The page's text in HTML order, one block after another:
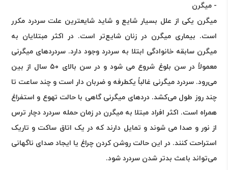
- میگرن
میگرن یکی از علل بسیار شایع و شاید شایعترین علت سردرد مکرر
است. بیماری میگرن در زنان شایع‌تر است. در اکثر مبتلایان به
میگرن سابقه خانوادگی ابتلا به سردرد وجود دارد. سردردهای میگرنی
معمولاً در سن بلوغ شروع می شود و در سن بالای ۵۰ سال از بین
می‌رود. سردرد میگرنی غالباً یکطرفه و ضربان دار است و چند ساعت تا
چند روز طول می‌کشد. دردهای میگرنی گاهی با حالت تهوع و استفراغ
همراه است. اکثر افراد مبتلا به میگرن در زمان حمله سردرد دچار ترس
از نور و صدا می شوند و تمایل دارند که در یک اتاق ساکت و تاریک
استراحت کنند. در این حالت روشن کردن چراغ یا ایجاد صدای ناگهانی
می‌تواند باعث بدتر شدن سردرد شود.